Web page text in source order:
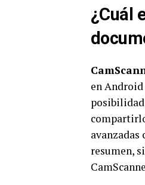
¿Cuál
en
posibilidad
resumen,